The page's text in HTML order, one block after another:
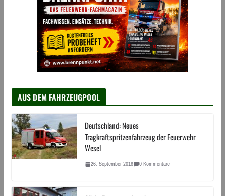
AUS DEM FAHRZEUGPOOL
Deutschland: Neues
Tragkraftspritzenfahrzeug der Feuerwehr
Wesel
26. September 2016 0 Kommentare